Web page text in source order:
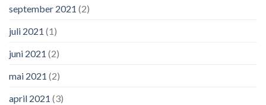
september 2021 (2)
juli 2021 (1)
juni 2021 (2)
mai 2021 (2)
april 2021 (3)